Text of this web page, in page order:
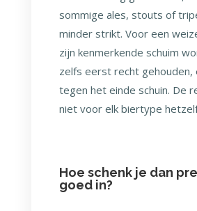
sommige ales, stouts of
minder strikt. Voor een
zijn kenmerkende schuim
zelfs eerst recht gehouden,
tegen het einde schuin. De
niet voor elk biertype
Hoe schenk je dan
goed in?